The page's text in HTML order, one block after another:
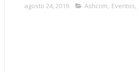
agosto 24, 2019 Ashcom, Eventos,